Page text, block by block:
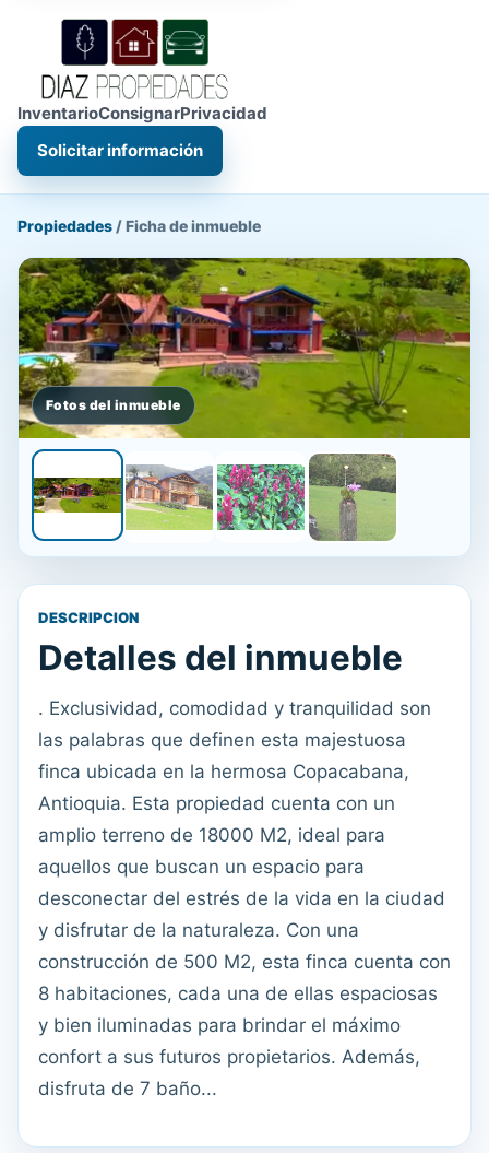
InventarioConsignarPrivacidad
Solicitar información
Propiedades /Ficha de inmueble
DESCRIPCION
Detalles del inmueble
. Exclusividad, comodidad y tranquilidad son
las palabras que definen esta majestuosa
finca ubicada en la hermosa Copacabana,
Antioquia. Esta propiedad cuenta con un
amplio terreno de 18000 M2, ideal para
aquellos que buscan un espacio para
desconectar del estrés de la vida en la ciudad
y disfrutar de la naturaleza. Con una
construcción de 500 M2, esta finca cuenta con
8 habitaciones, cada una de ellas espaciosas
y bien iluminadas para brindar el máximo
confort a sus futuros propietarios. Además,
disfruta de 7 baño...